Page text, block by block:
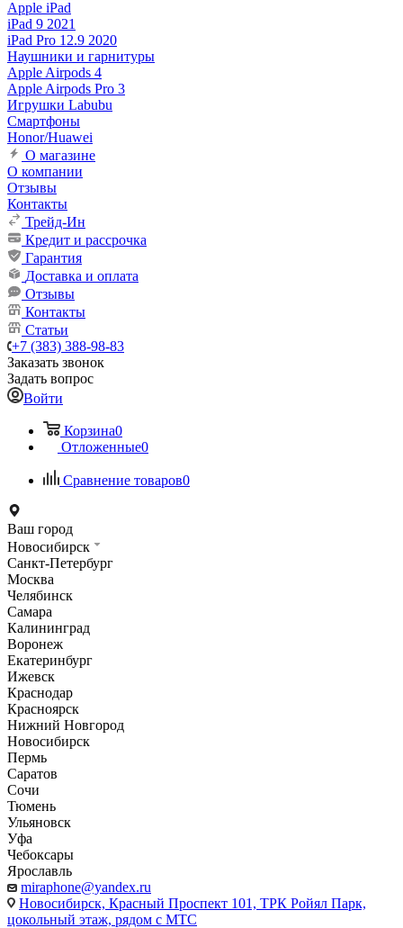
Apple iPad
iPad 9 2021
iPad Pro 12.9 2020
Наушники и гарнитуры
Apple Airpods 4
Apple Airpods Pro 3
Игрушки Labubu
Смартфоны
Honor/Huawei
О магазине
О компании
Отзывы
Контакты
Трейд-Ин
Кредит и рассрочка
Гарантия
Доставка и оплата
Отзывы
Контакты
Статьи
+7 (383) 388-98-83
Заказать звонок
Задать вопрос
Войти
Корзина0
Отложенные0
Сравнение товаров0
Ваш город
Новосибирск
Санкт-Петербург
Москва
Челябинск
Самара
Калининград
Воронеж
Екатеринбург
Ижевск
Краснодар
Красноярск
Нижний Новгород
Новосибирск
Пермь
Саратов
Сочи
Тюмень
Ульяновск
Уфа
Чебоксары
Ярославль
miraphone@yandex.ru
Новосибирск, Красный Проспект 101, ТРК Ройял Парк,
цокольный этаж, рядом с МТС